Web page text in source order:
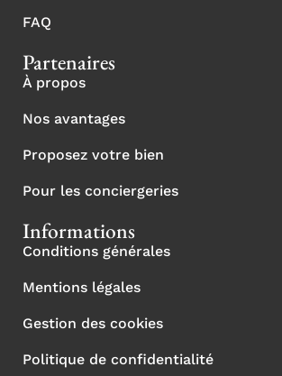
FAQ
Partenaires
À propos
Nos avantages
Proposez votre bien
Pour les conciergeries
Informations
Conditions générales
Mentions légales
Gestion des cookies
Politique de confidentialité